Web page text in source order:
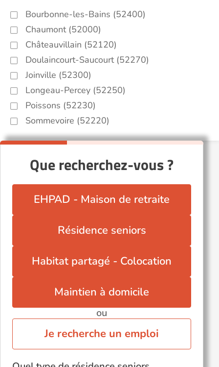
Bourbonne-les-Bains (52400)
Chaumont (52000)
Châteauvillain (52120)
Doulaincourt-Saucourt (52270)
Joinville (52300)
Longeau-Percey (52250)
Poissons (52230)
Sommevoire (52220)
Que recherchez-vous ?
EHPAD - Maison de retraite
Résidence seniors
Habitat partagé - Colocation
Maintien à domicile
ou
Je recherche un emploi